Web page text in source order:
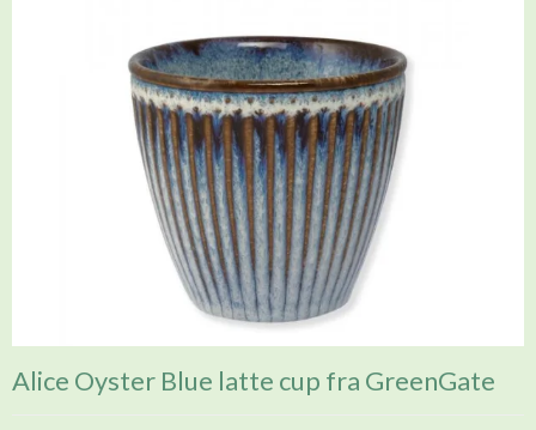
Alice Oyster Blue latte cup fra GreenGate